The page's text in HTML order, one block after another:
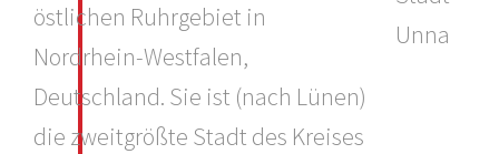
östlichen Ruhrgebiet in
Nordrhein-Westfalen,
Deutschland. Sie ist (nach Lünen)
die zweitgrößte Stadt des Kreises